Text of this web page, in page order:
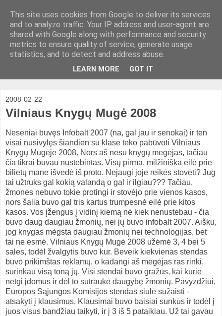
2008-02-22
Vilniaus Knygų Mugė 2008
Neseniai buvęs Infobalt 2007 (na, gal jau ir senokai) ir ten
visai nusivylęs šiandien su klase teko pabūvoti Vilniaus
Knygų Mugėje 2008. Nors aš nesu knygų megėjas, tačiau
čia tikrai buvau nustebintas. Visų pirma, milžiniška eilė prie
bilietų mane išvedė iš proto. Nejaugi joje reikės stovėti? Jug
tai užtruks gal kokią valandą o gal ir ilgiau??? Tačiau,
žmonės nebuvo tokie protingi ir stovėjo prie vienos kasos,
nors šalia buvo gal tris kartus trumpesnė eilė prie kitos
kasos. Vos įžengus į vidinį kiemą nė kiek nenustebau - čia
buvo daug daugiau žmonių, nei jų buvo infobalt 2007. Aišku,
jog knygas mėgsta daugiau žmonių nei technologijas, bet
tai ne esmė. Vilniaus Knygų Mugė 2008 užėmė 3, 4 bei 5
sales, todėl žvalgytis buvo kur. Beveik kiekvienas stendas
buvo prikimštas reklamų, o kadangi aš megėjas ras rinki,
surinkau visą toną jų. Visi stendai buvo gražūs, kai kurie
netgi įdomūs ir dėl to sutraukė daugybę žmonių. Pavyzdžiui,
Europos Sąjungos Komisijos stendas siūlė sužaisti -
atsakyti į klausimus. Klausimai buvo baisiai sunkūs ir todėl į
juos visus bandžiau taikyti, ir į 3 iš 5 pataikiau. Už tai gavau
This site uses cookies from Google to deliver its services
and to analyze traffic. Your IP address and user-agent are
shared with Google along with performance and security
metrics to ensure quality of service, generate usage
statistics, and to detect and address abuse.
LEARN MORE GOT IT